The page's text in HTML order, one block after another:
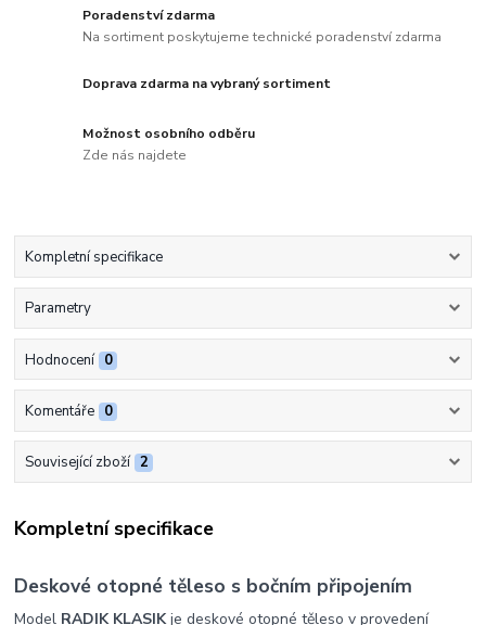
Poradenství zdarma
Na sortiment poskytujeme technické poradenství zdarma
Doprava zdarma na vybraný sortiment
Možnost osobního odběru
Zde nás najdete
Kompletní specifikace
Parametry
Hodnocení 0
Komentáře 0
Související zboží 2
Kompletní specifikace
Deskové otopné těleso s bočním připojením
Model RADIK KLASIKje deskové otopné těleso v provedení